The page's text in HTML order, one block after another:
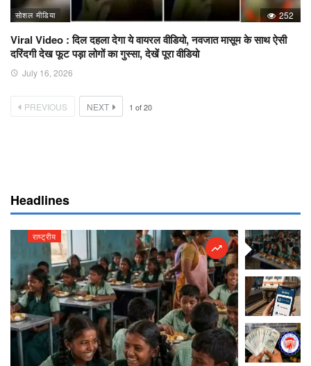
सोशल मीडिया 252
Viral Video : दिल दहला देगा ये वायरल वीडियो, नवजात मासूम के साथ ऐसी
दरिंदगी देख फूट पड़ा लोगों का गुस्सा, देखें पूरा वीडियो
July 16, 2026
PREVIOUS NEXT 1 of20
Headlines
राष्ट्रीय राष्ट्रीय